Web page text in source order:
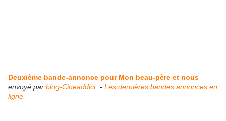
Deuxième bande-annonce pour Mon beau-père et nous
envoyé par blog-Cineaddict. - Les dernières bandes annonces en
ligne.